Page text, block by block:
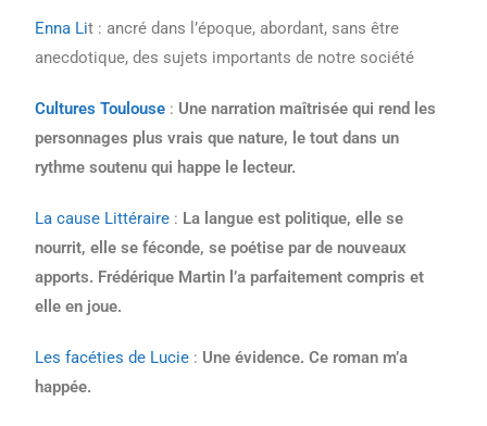
Enna Lit : ancré dans l’époque, abordant, sans être
anecdotique, des sujets importants de notre société
Cultures Toulouse : Une narration maîtrisée qui rend les
personnages plus vrais que nature, le tout dans un
rythme soutenu qui happe le lecteur.
La cause Littéraire : La langue est politique, elle se
nourrit, elle se féconde, se poétise par de nouveaux
apports. Frédérique Martin l’a parfaitement compris et
elle en joue.
Les facéties de Lucie : Une évidence. Ce roman m’a
happée.